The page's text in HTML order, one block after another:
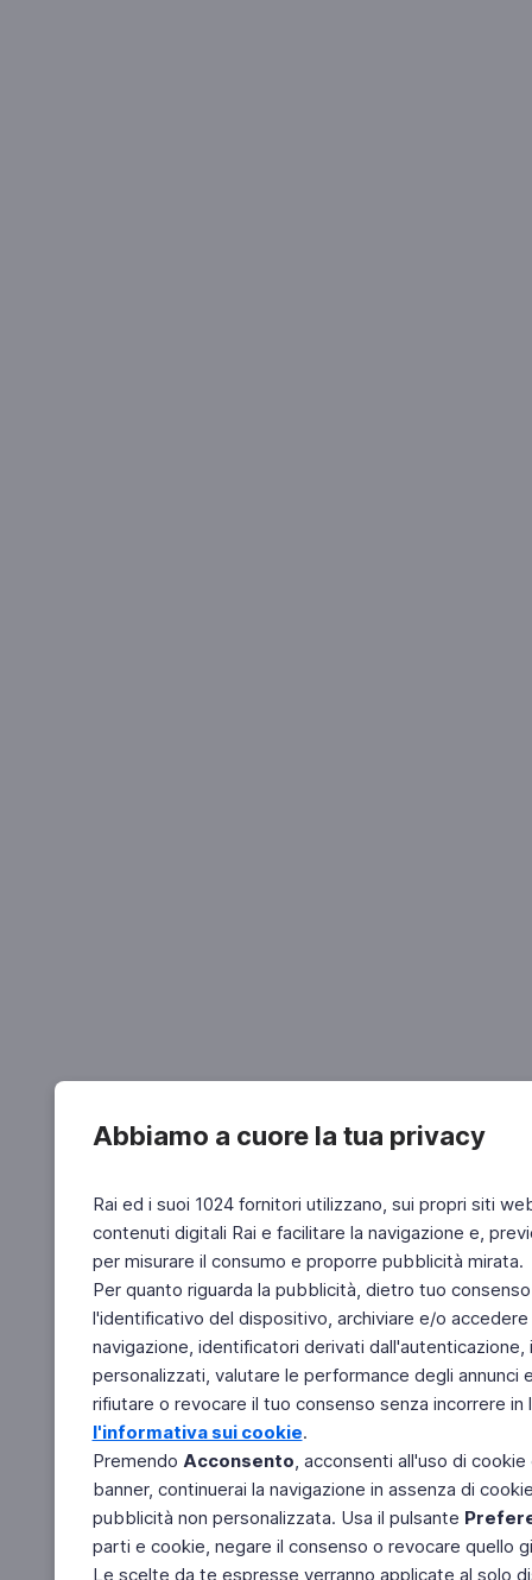
Abbiamo a cuore la tua privacy
Rai ed i suoi 1024 fornitori utilizzano, sui propri siti
contenuti digitali Rai e facilitare la navigazione e,
per misurare il consumo e proporre pubblicità mirata.
Per quanto riguarda la pubblicità, dietro tuo
l'identificativo del dispositivo, archiviare e/o
navigazione, identificatori derivati
personalizzati, valutare le performance degli
rifiutare o revocare il tuo consenso senza incorrere
l'informativa sui cookie.
Premendo Acconsento, acconsenti all'uso di
banner, continuerai la navigazione in assenza di
pubblicità non personalizzata. Usa il pulsante
parti e cookie, negare il consenso o revocare quello
Le scelte da te espresse verranno applicate al solo